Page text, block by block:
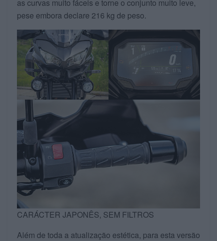
as curvas muito fáceis e torne o conjunto muito leve,
pese embora declare 216 kg de peso.
CARÁCTER JAPONÊS, SEM FILTROS
Além de toda a atualização estética, para esta versão